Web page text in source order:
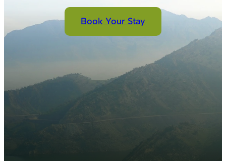
Book Your Stay